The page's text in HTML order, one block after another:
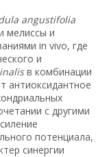
angustifolia
мелиссы и
in vivo, где
и
в комбинации
антиоксидантное
с другими
потенциала,
синергии